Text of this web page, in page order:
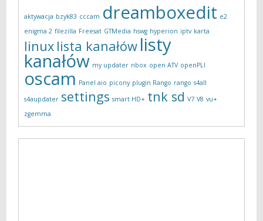
aktywacja bzyk83 cccam dreamboxedit e2
enigma 2 filezilla Freesat GTMedia hswg hyperion iptv karta
linux lista kanałów listy
kanałów my updater nbox open ATV openPLI
oscam Panel aio picony plugin Rango rango s4all
s4aupdater settings smart HD+ tnk sd V7 V8 vu+
zgemma